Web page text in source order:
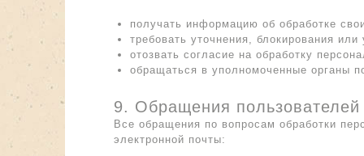
получать информацию об обработке
требовать уточнения, блокирования
отозвать согласие на обработку
обращаться в уполномоченные органы
9. Обращения пользователей
Все обращения по вопросам обработки
электронной почты: